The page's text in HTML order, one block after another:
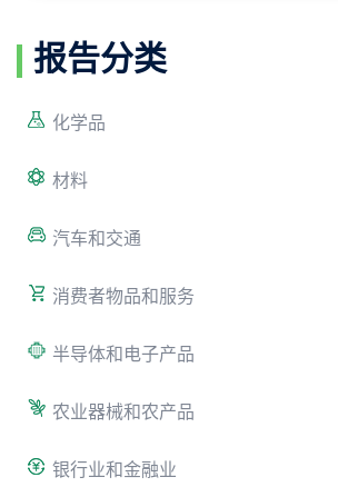
报告分类
化学品
材料
汽车和交通
消费者物品和服务
半导体和电子产品
农业器械和农产品
银行业和金融业